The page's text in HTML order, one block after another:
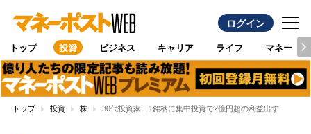
ログイン
トップ 投資 ビジネス キャリア ライフ マネー
トップ 投資 株 30代投資家 1銘柄に集中投資で2億円超の利益出す